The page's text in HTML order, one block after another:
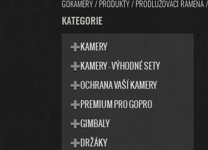
GOKAMERY / PRODUKTY / PRODLUŽOVACÍ RAMENA /
P
O
PŘESKOČIT
KATEGORIE
K
A
KATEGORIE
KAMERY
KAMERY - VÝHODNÉ SETY
OCHRANA VAŠÍ KAMERY
PREMIUM PRO GOPRO
GIMBALY
DRŽÁKY